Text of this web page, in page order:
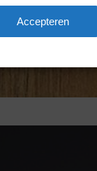
Accepteren